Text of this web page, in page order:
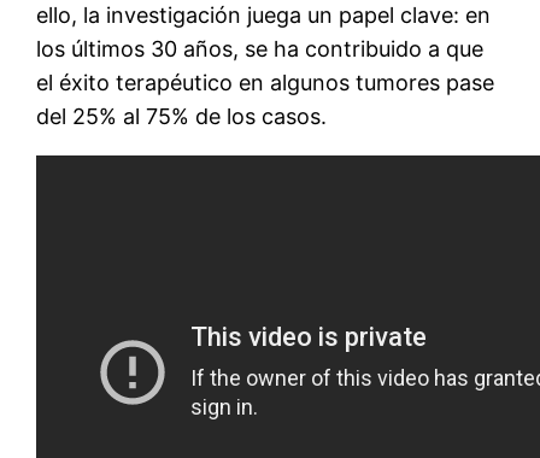
ello, la investigación juega un papel clave: en
los últimos 30 años, se ha contribuido a que
el éxito terapéutico en algunos tumores pase
del 25% al 75% de los casos.